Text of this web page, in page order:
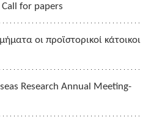
Call for papers
οι προϊστορικοί κάτοικοι
Research Annual Meeting-